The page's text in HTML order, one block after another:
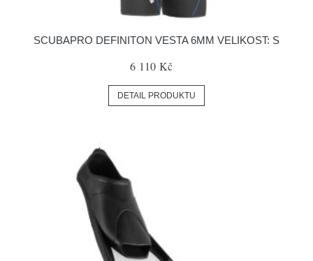
SCUBAPRO DEFINITON VESTA 6MM VELIKOST: S
6 110 Kč
DETAIL PRODUKTU